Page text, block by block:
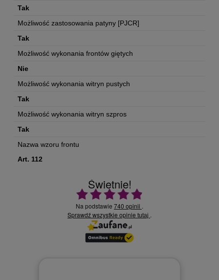
Tak
Możliwość zastosowania patyny [PJCR]
Tak
Możliwość wykonania frontów giętych
Nie
Możliwość wykonania witryn pustych
Tak
Możliwość wykonania witryn szpros
Tak
Nazwa wzoru frontu
Art. 112
Świetnie!
Ocena średnia 4.9 na 5
Na podstawie 740 opinii .
Sprawdź wszystkie opinie tutaj .